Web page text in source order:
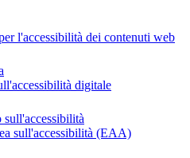
l'accessibilità dei contenuti web
digitale
sull'accessibilità
sull'accessibilità (EAA)